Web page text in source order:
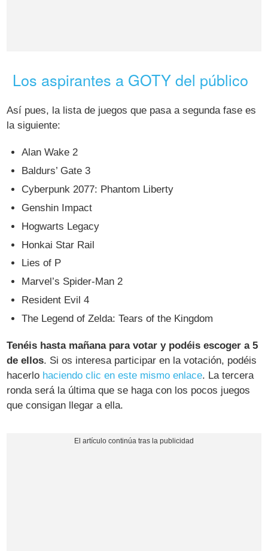
Los aspirantes a GOTY del público
Así pues, la lista de juegos que pasa a segunda fase es
la siguiente:
Alan Wake 2
Baldurs’ Gate 3
Cyberpunk 2077: Phantom Liberty
Genshin Impact
Hogwarts Legacy
Honkai Star Rail
Lies of P
Marvel’s Spider-Man 2
Resident Evil 4
The Legend of Zelda: Tears of the Kingdom
Tenéis hasta mañana para votar y podéis escoger a 5
de ellos. Si os interesa participar en la votación, podéis
hacerlo haciendo clic en este mismo enlace. La tercera
ronda será la última que se haga con los pocos juegos
que consigan llegar a ella.